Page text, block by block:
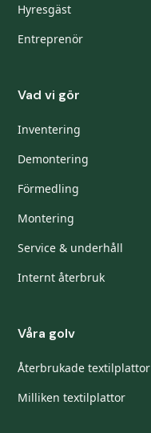
Hyresgäst
Entreprenör
Vad vi gör
Inventering
Demontering
Förmedling
Montering
Service & underhåll
Internt återbruk
Våra golv
Återbrukade textilplattor
Milliken textilplattor